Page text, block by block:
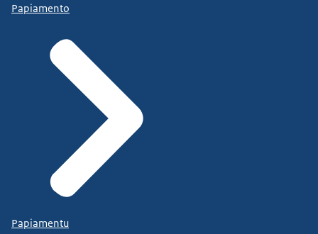
Papiamento
Papiamentu